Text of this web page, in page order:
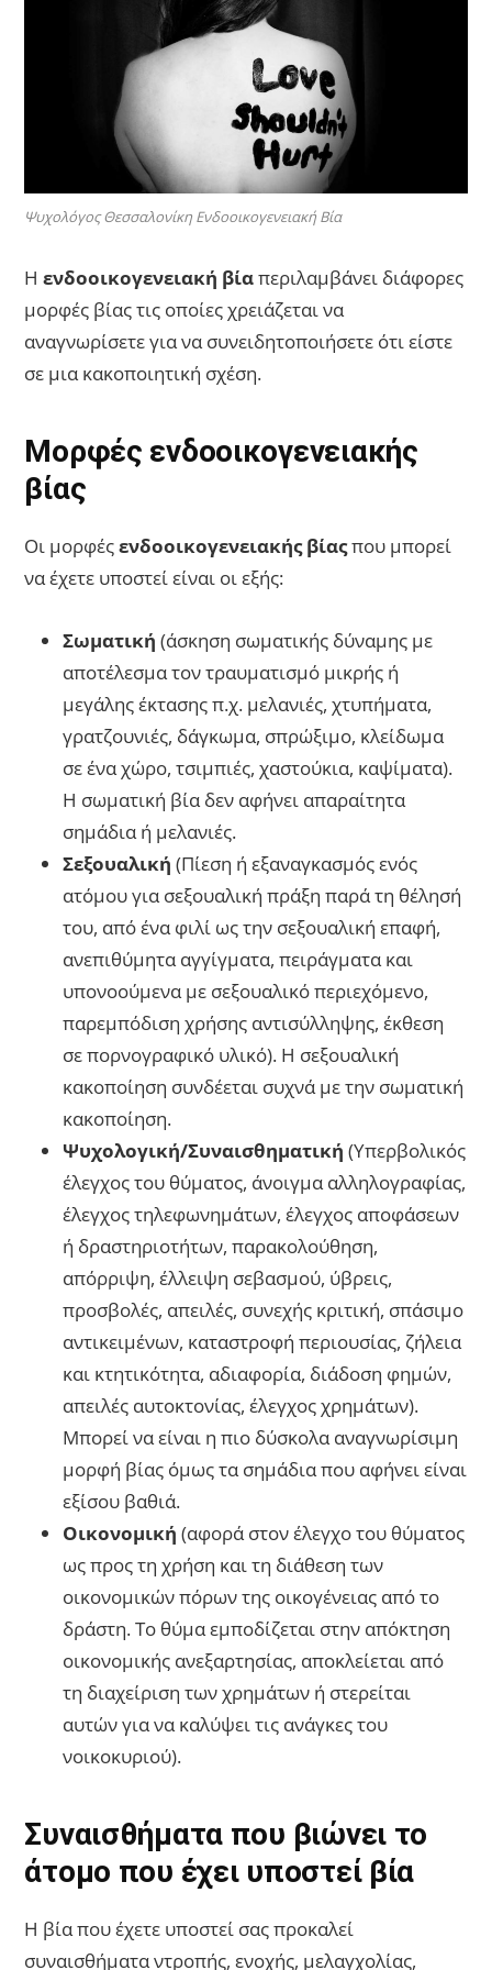
Ψυχολόγος Θεσσαλονίκη Ενδοοικογενειακή Βία
Ηενδοοικογενειακή βίαπεριλαμβάνει διάφορες
μορφές βίας τις οποίες χρειάζεται να
αναγνωρίσετε για να συνειδητοποιήσετε ότι είστε
σε μια κακοποιητική σχέση.
Μορφές ενδοοικογενειακής
βίας
Οι μορφέςενδοοικογενειακής βίαςπου μπορεί
να έχετε υποστεί είναι οι εξής:
Σωματική (άσκηση σωματικής δύναμης με
αποτέλεσμα τον τραυματισμό μικρής ή
μεγάλης έκτασης π.χ. μελανιές, χτυπήματα,
γρατζουνιές, δάγκωμα, σπρώξιμο, κλείδωμα
σε ένα χώρο, τσιμπιές, χαστούκια, καψίματα).
Η σωματική βία δεν αφήνει απαραίτητα
σημάδια ή μελανιές.
Σεξουαλική (Πίεση ή εξαναγκασμός ενός
ατόμου για σεξουαλική πράξη παρά τη θέλησή
του, από ένα φιλί ως την σεξουαλική επαφή,
ανεπιθύμητα αγγίγματα, πειράγματα και
υπονοούμενα με σεξουαλικό περιεχόμενο,
παρεμπόδιση χρήσης αντισύλληψης, έκθεση
σε πορνογραφικό υλικό). Η σεξουαλική
κακοποίηση συνδέεται συχνά με την σωματική
κακοποίηση.
Ψυχολογική/Συναισθηματική (Υπερβολικός
έλεγχος του θύματος, άνοιγμα αλληλογραφίας,
έλεγχος τηλεφωνημάτων, έλεγχος αποφάσεων
ή δραστηριοτήτων, παρακολούθηση,
απόρριψη, έλλειψη σεβασμού, ύβρεις,
προσβολές, απειλές, συνεχής κριτική, σπάσιμο
αντικειμένων, καταστροφή περιουσίας, ζήλεια
και κτητικότητα, αδιαφορία, διάδοση φημών,
απειλές αυτοκτονίας, έλεγχος χρημάτων).
Μπορεί να είναι η πιο δύσκολα αναγνωρίσιμη
μορφή βίας όμως τα σημάδια που αφήνει είναι
εξίσου βαθιά.
Οικονομική (αφορά στον έλεγχο του θύματος
ως προς τη χρήση και τη διάθεση των
οικονομικών πόρων της οικογένειας από το
δράστη. Το θύμα εμποδίζεται στην απόκτηση
οικονομικής ανεξαρτησίας, αποκλείεται από
τη διαχείριση των χρημάτων ή στερείται
αυτών για να καλύψει τις ανάγκες του
νοικοκυριού).
Συναισθήματα που βιώνει το
άτομο που έχει υποστεί βία
Η βία που έχετε υποστεί σας προκαλεί
συναισθήματα ντροπής, ενοχής, μελαγχολίας,